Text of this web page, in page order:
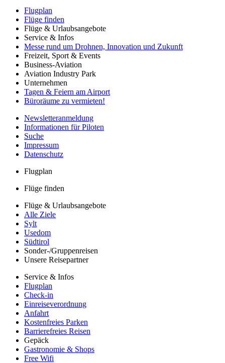
Flugplan
Flüge finden
Flüge & Urlaubsangebote
Service & Infos
Messe rund um Drohnen, Innovation und Zukunft
Freizeit, Sport & Events
Business-Aviation
Aviation Industry Park
Unternehmen
Tagen & Feiern am Airport
Büroräume zu vermieten!
Newsletteranmeldung
Informationen für Piloten
Suche
Impressum
Datenschutz
Flugplan
Flüge finden
Flüge & Urlaubsangebote
Alle Ziele
Sylt
Usedom
Südtirol
Sonder-/Gruppenreisen
Unsere Reisepartner
Service & Infos
Flugplan
Check-in
Einreiseverordnung
Anfahrt
Kostenfreies Parken
Barrierefreies Reisen
Gepäck
Gastronomie & Shops
Free Wifi